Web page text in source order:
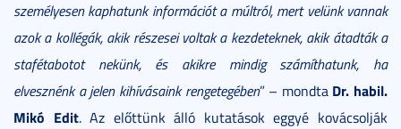
személyesen kaphatunk információt a múltról, mert velünk vannak
azok a kollégák, akik részesei voltak a kezdeteknek, akik átadták a
stafétabotot nekünk, és akikre mindig számíthatunk, ha
elvesznénk a jelen kihívásaink rengetegében” – mondta Dr. habil.
Mikó Edit. Az előttünk álló kutatások eggyé kovácsolják